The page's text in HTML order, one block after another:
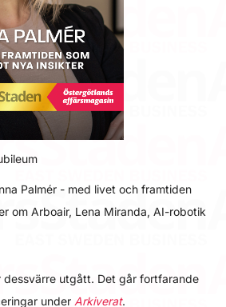
Palmér - med livet och framtiden
om Arboair, Lena Miranda, AI-robotik
dessvärre utgått. Det går fortfarande
under Arkiverat.